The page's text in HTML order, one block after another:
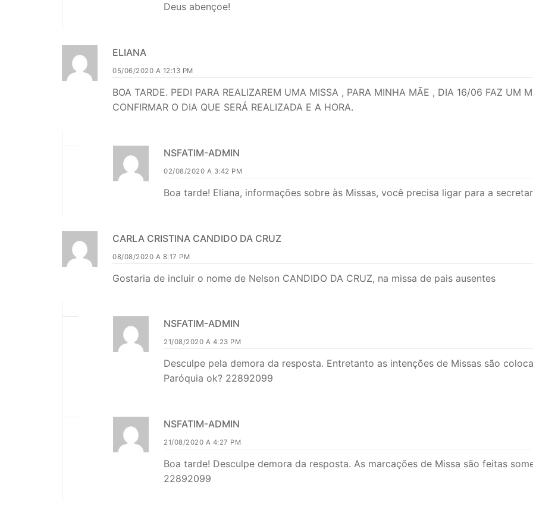
Deus abençoe!
ELIANA
05/06/2020 A 12:13 PM
BOA TARDE. PEDI PARA REALIZAREM UMA MISSA , PARA MINHA MÃE , DIA 16/06 FAZ UM
CONFIRMAR O DIA QUE SERÁ REALIZADA E A HORA.
NSFATIM-ADMIN
02/08/2020 A 3:42 PM
Boa tarde! Eliana, informações sobre às Missas, você precisa ligar para a
CARLA CRISTINA CANDIDO DA CRUZ
08/08/2020 A 8:17 PM
Gostaria de incluir o nome de Nelson CANDIDO DA CRUZ, na missa de pais ausentes
NSFATIM-ADMIN
21/08/2020 A 4:23 PM
Desculpe pela demora da resposta. Entretanto as intenções de Missas são
Paróquia ok? 22892099
NSFATIM-ADMIN
21/08/2020 A 4:27 PM
Boa tarde! Desculpe demora da resposta. As marcações de Missa são feitas
22892099